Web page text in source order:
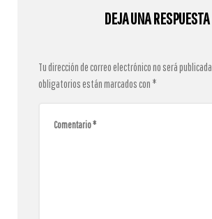
DEJA UNA RESPUESTA
Tu dirección de correo electrónico no será publicada.
obligatorios están marcados con *